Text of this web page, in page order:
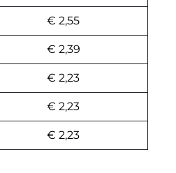
€ 2,55
€ 2,39
€ 2,23
€ 2,23
€ 2,23